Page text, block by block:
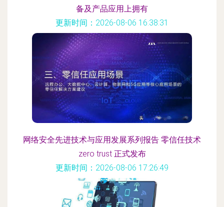
备及产品应用上拥有
更新时间：2026-08-06 16:38:31
网络安全先进技术与应用发展系列报告 零信任技术
zero trust 正式发布
更新时间：2026-08-06 17:26:49